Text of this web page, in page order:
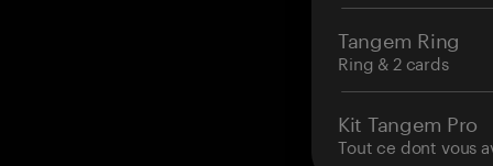
Tangem Ring
Ring & 2 cards
Kit Tangem Pro
Tout ce dont vous